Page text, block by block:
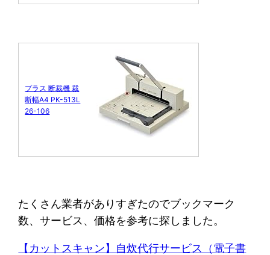
プラス 断裁機 裁
断幅A4 PK-513L
26-106
たくさん業者がありすぎたのでブックマーク
数、サービス、価格を参考に探しました。
【カットスキャン】自炊代行サービス（電子書